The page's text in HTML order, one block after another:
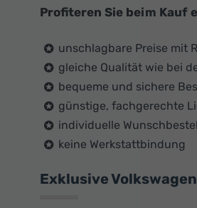
Profiteren Sie beim Kauf
unschlagbare Preise mit
gleiche Qualität wie bei
bequeme und sichere
günstige, fachgerechte
individuelle
keine Werkstattbindung
Exklusive